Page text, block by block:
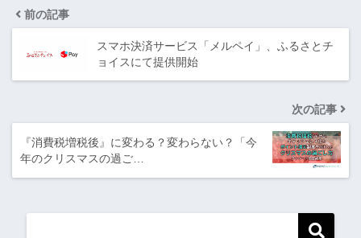
前の記事
スマホ決済サービス「メルペイ」、ふるさとチ
ョイスにて提供開始
次の記事
『消費税増税後』に変わる？変わらない？「今
年のクリスマスの過ご…